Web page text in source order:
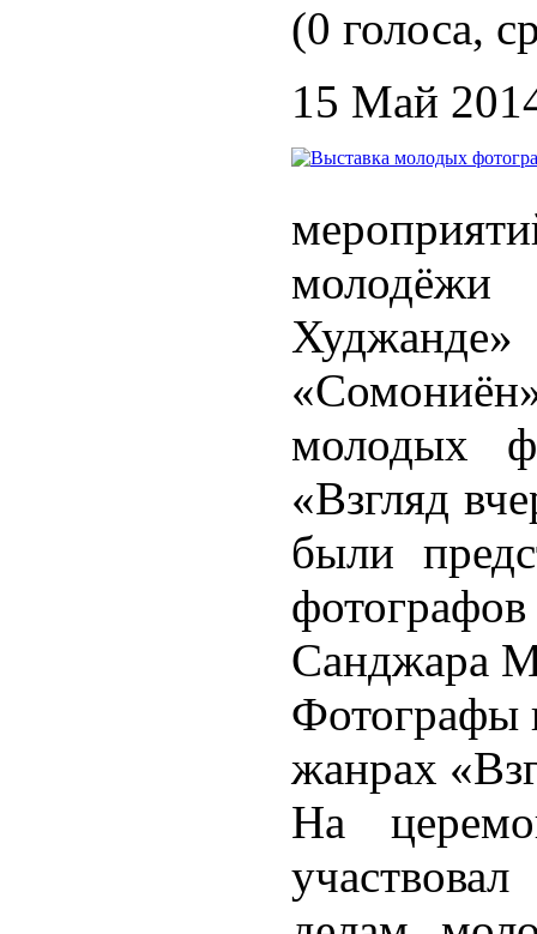
(0 голоса,
15 Май
молодёжи
молодых
«Взгляд
были
Санджара
Фотографы
жанрах
На